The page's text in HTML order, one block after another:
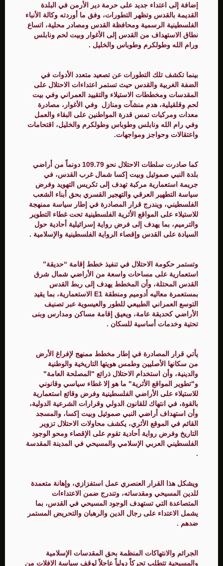
إضافة إلى اعتداء جديد على حرمة دير الأرمن في البلدة
القديمة بالقدس وتظهر التطورات، وفق ما أوردته وكالة الأنباء
الفلسطينية الرسمية ومحافظة القدس ومصادر محلية، اتساع
نطاق الاستهداف من القدس إلى الأغوار وبيت لحم ونابلس
ورام الله وطولكرم وطوباس والخليل .
بينما تكشف تلك التطورات عن تصعيد متعدد الأدوات في
الضفة الغربية والقدس حيث تستمر اعتداءات الاحتلال على
المقدسات ومخططات الاستيلاء والتقييد العمراني وفي بيت
لحم وقلقيلية، هدم منشآت ومنازل وفي الأغوار، مصادرة
معدات ومركبات تمس قدرة المواطنين على البقاء والعمل
وفي رام الله ونابلس وطوباس وطولكرم والخليل، اقتحامات
واعتقالات وحواجز ومواجهات.
كما صادرت سلطات الاحتلال نحو 109.79 دونماً من أراضي
بلدة النبي صموئيل وبيت إكسا شمال غرب القدس، في
جريمة استعمارية مركبة تهدف إلى تكريس التهويد وفرض
سياسة التطهير العرقي والتهجير القسري بحق أبناء الشعب
الفلسطيني، ويندرج قرار المصادرة في إطار سياسة ممنهجة
للاستيلاء على المواقع الأثرية الفلسطينية تحت غطاء التطوير
والترميم، بما يهدف إلى فرض رواية إسرائيلية أحادية حول
السيادة على القدس وإقصاء الرواية الفلسطينية والإسلامية .
وتستمر حكومة الاحتلال في تنفيذ خطط إقامة “حديقة”
استعمارية على مساحات واسعة من الأراضي شمال شرق
القدس المحتلة، وأن المخطط يهدف إلى ربط القدس
بمستعمرة معاليه أدوميم ومنطقة E1 الاستعمارية، بما يقيد
التوسع العمراني الطبيعي للطور والعيسوية عبر تصنيف
الأراضي كحديقة عامة، ويعيق إقامة مساكن ومدارس وبنى
تحتية وخدمات أساسية للسكان .
يأتي قرار المصادرة في إطار مخطط ممنهج لإفراغ الأرض
من سكانها الأصليين وطمس هويتها التاريخية والوطنية
والدينية، وأن استخدام الاحتلال ذرائع "المصلحة العامة"
و"تطوير المواقع الأثرية" ما هو إلا غطاء سياسي وقانوني
للاستيلاء على الأراضي الفلسطينية وفرض وقائع استعمارية
بالقوة، في انتهاك للقانون الدولي وقرارات الشرعية الدولية،
وأن استهداف أراضي النبي صموئيل وبيت إكسا، والمسجد
القائم في الموقع الأثري، يكشف محاولات الاحتلال تزوير
التاريخ وفرض رواية أحادية تقوم على الإقصاء ومحو الوجود
الفلسطيني العربي الإسلامي والمسيحي في المدينة المقدسة
.
ويشكل هذا القرار العنصري عمل استفزازي، وإهانة متعمدة
للدين المسيحي ومقدساته، وتندرج ضمن الاعتداءات
المتصاعدة التي تستهدف الوجود المسيحي في القدس، بما
يشمل الاعتداء على رجال الدين والرهبان والتحريض المستمر
ضدهم .
الجرائم والانتهاكات المنظمة بحق المقدسات الإسلامية
والمسيحية تتطلب تحركاً دولياً عاجلاً لوقف سياسة الإفلات من